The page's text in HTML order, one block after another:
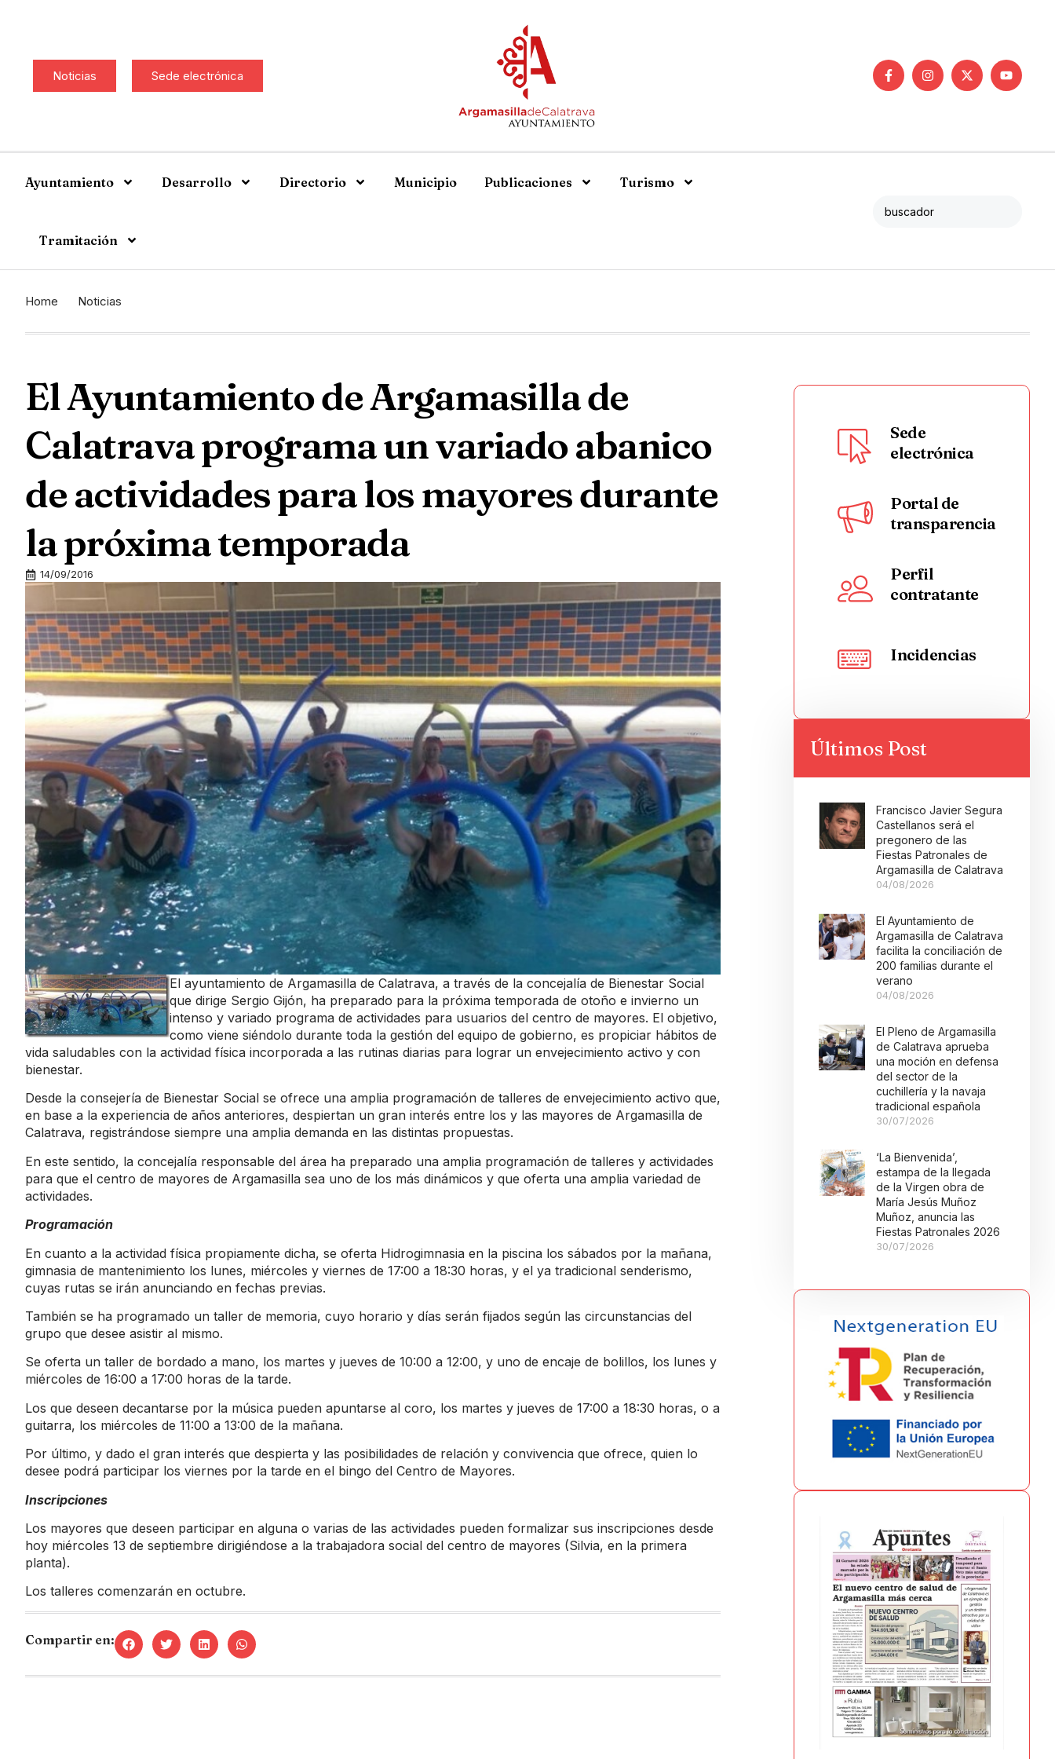
Noticias Sede electrónica
Ayuntamiento Desarrollo Directorio Municipio Publicaciones Turismo
Tramitación
Home Noticias
El Ayuntamiento de Argamasilla de
Calatrava programa un variado abanico
de actividades para los mayores durante
la próxima temporada
14/09/2016
El ayuntamiento de Argamasilla de Calatrava, a través de la concejalía de Bienestar Social
que dirige Sergio Gijón, ha preparado para la próxima temporada de otoño e invierno un
intenso y variado programa de actividades para usuarios del centro de mayores. El objetivo,
como viene siéndolo durante toda la gestión del equipo de gobierno, es propiciar hábitos de
vida saludables con la actividad física incorporada a las rutinas diarias para lograr un envejecimiento activo y con
bienestar.
Desde la consejería de Bienestar Social se ofrece una amplia programación de talleres de envejecimiento activo que,
en base a la experiencia de años anteriores, despiertan un gran interés entre los y las mayores de Argamasilla de
Calatrava, registrándose siempre una amplia demanda en las distintas propuestas.
En este sentido, la concejalía responsable del área ha preparado una amplia programación de talleres y actividades
para que el centro de mayores de Argamasilla sea uno de los más dinámicos y que oferta una amplia variedad de
actividades.
Programación
En cuanto a la actividad física propiamente dicha, se oferta Hidrogimnasia en la piscina los sábados por la mañana,
gimnasia de mantenimiento los lunes, miércoles y viernes de 17:00 a 18:30 horas, y el ya tradicional senderismo,
cuyas rutas se irán anunciando en fechas previas.
También se ha programado un taller de memoria, cuyo horario y días serán fijados según las circunstancias del
grupo que desee asistir al mismo.
Se oferta un taller de bordado a mano, los martes y jueves de 10:00 a 12:00, y uno de encaje de bolillos, los lunes y
miércoles de 16:00 a 17:00 horas de la tarde.
Los que deseen decantarse por la música pueden apuntarse al coro, los martes y jueves de 17:00 a 18:30 horas, o a
guitarra, los miércoles de 11:00 a 13:00 de la mañana.
Por último, y dado el gran interés que despierta y las posibilidades de relación y convivencia que ofrece, quien lo
desee podrá participar los viernes por la tarde en el bingo del Centro de Mayores.
Inscripciones
Los mayores que deseen participar en alguna o varias de las actividades pueden formalizar sus inscripciones desde
hoy miércoles 13 de septiembre dirigiéndose a la trabajadora social del centro de mayores (Silvia, en la primera
planta).
Los talleres comenzarán en octubre.
Compartir en:
Sede
electrónica
Portal de
transparencia
Perfil
contratante
Incidencias
Últimos Post
Francisco Javier Segura
Castellanos será el
pregonero de las
Fiestas Patronales de
Argamasilla de Calatrava
04/08/2026
El Ayuntamiento de
Argamasilla de Calatrava
facilita la conciliación de
200 familias durante el
verano
04/08/2026
El Pleno de Argamasilla
de Calatrava aprueba
una moción en defensa
del sector de la
cuchillería y la navaja
tradicional española
30/07/2026
‘La Bienvenida’,
estampa de la llegada
de la Virgen obra de
María Jesús Muñoz
Muñoz, anuncia las
Fiestas Patronales 2026
30/07/2026